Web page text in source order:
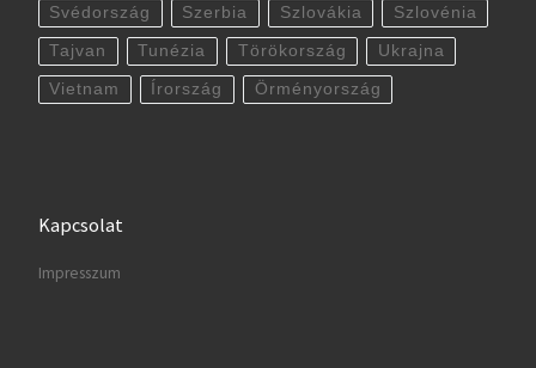
Svédország Szerbia Szlovákia Szlovénia
Tajvan Tunézia Törökország Ukrajna
Vietnam Írország Örményország
Kapcsolat
Impresszum